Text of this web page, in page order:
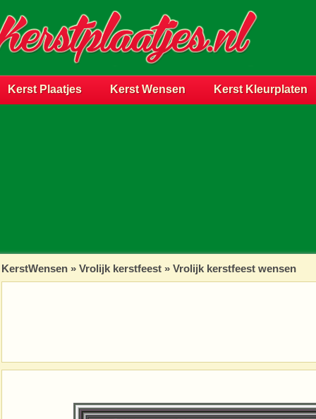
Kerst Plaatjes Kerst Wensen Kerst Kleurplaten
KerstWensen » Vrolijk kerstfeest » Vrolijk kerstfeest wensen